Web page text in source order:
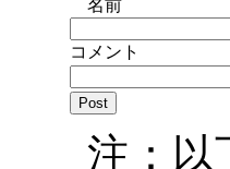
名前
コメント
注：以